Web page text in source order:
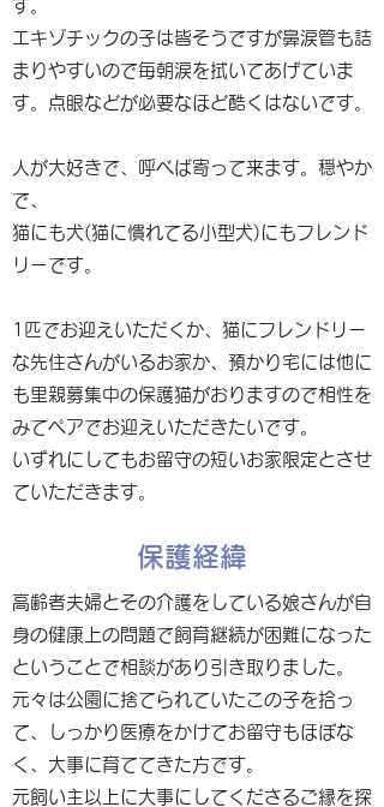
す。
エキゾチックの子は皆そうですが鼻涙管も詰
まりやすいので毎朝涙を拭いてあげていま
す。点眼などが必要なほど酷くはないです。
人が大好きで、呼べば寄って来ます。穏やか
で、
猫にも犬(猫に慣れてる小型犬)にもフレンド
リーです。
1匹でお迎えいただくか、猫にフレンドリー
な先住さんがいるお家か、預かり宅には他に
も里親募集中の保護猫がおりますので相性を
みてペアでお迎えいただきたいです。
いずれにしてもお留守の短いお家限定とさせ
ていただきます。
保護経緯
高齢者夫婦とその介護をしている娘さんが自
身の健康上の問題で飼育継続が困難になった
ということで相談があり引き取りました。
元々は公園に捨てられていたこの子を拾っ
て、しっかり医療をかけてお留守もほぼな
く、大事に育ててきた方です。
元飼い主以上に大事にしてくださるご縁を探